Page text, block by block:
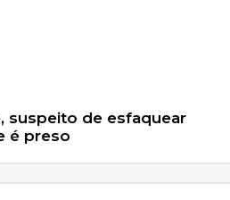
suspeito de esfaquear
é preso